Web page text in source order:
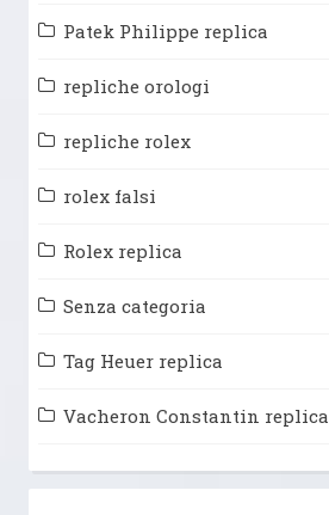
Patek Philippe replica
repliche orologi
repliche rolex
rolex falsi
Rolex replica
Senza categoria
Tag Heuer replica
Vacheron Constantin replica